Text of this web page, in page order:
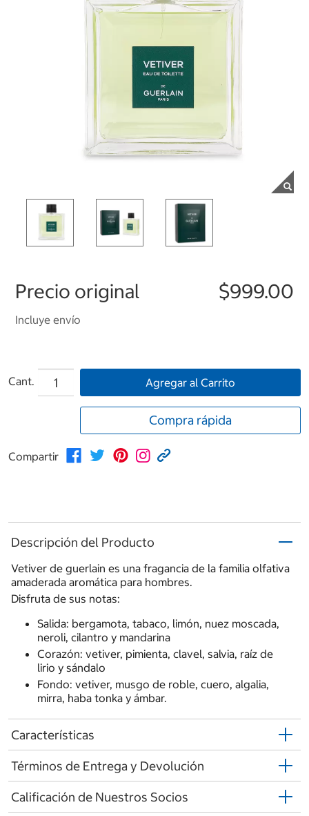
Precio original $999.00
Incluye envío
Cant. Agregar al Carrito
Compra rápida
Compartir
Descripción del Producto
Vetiver de guerlain es una fragancia de la familia olfativa
amaderada aromática para hombres.
Disfruta de sus notas:
Salida: bergamota, tabaco, limón, nuez moscada,
neroli, cilantro y mandarina
Corazón: vetiver, pimienta, clavel, salvia, raíz de
lirio y sándalo
Fondo: vetiver, musgo de roble, cuero, algalia,
mirra, haba tonka y ámbar.
Características
Términos de Entrega y Devolución
Calificación de Nuestros Socios